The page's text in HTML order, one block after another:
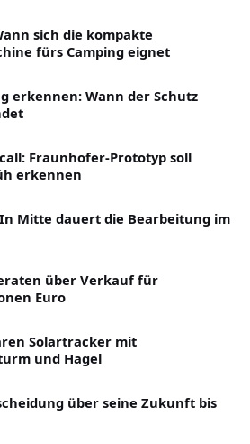
sich die kompakte
fürs Camping eignet
erkennen: Wann der Schutz
Fraunhofer-Prototyp soll
erkennen
Mitte dauert die Bearbeitung im
über Verkauf für
Euro
Solartracker mit
und Hagel
über seine Zukunft bis